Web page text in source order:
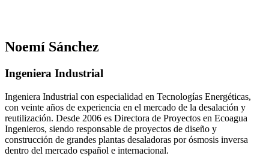
Noemí Sánchez
Ingeniera Industrial
Ingeniera Industrial con especialidad en Tecnologías Energéticas,
con veinte años de experiencia en el mercado de la desalación y
reutilización. Desde 2006 es Directora de Proyectos en Ecoagua
Ingenieros, siendo responsable de proyectos de diseño y
construcción de grandes plantas desaladoras por ósmosis inversa
dentro del mercado español e internacional.